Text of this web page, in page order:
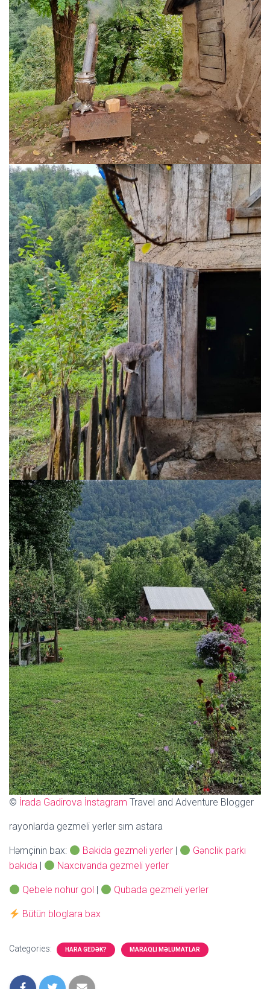
© İrada Gadirova İnstagram Travel and Adventure Blogger
rayonlarda gezmeli yerler sım astara
Həmçinin bax: Bakida gezmeli yerler
Gənclik parkı
bakıda
Naxcivanda gezmeli yerler
Qebele nohur gol Qubada gezmeli yerler
Bütün bloglara bax
Categories: HARA GEDƏK? MARAQLI MƏLUMATLAR